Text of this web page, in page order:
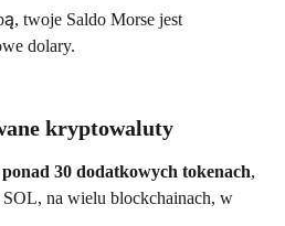
twoje Saldo Morse jest
dolary.
kryptowaluty
ponad 30 dodatkowych tokenach,
na wielu blockchainach, w